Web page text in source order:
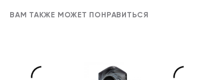
ВАМ ТАКЖЕ МОЖЕТ ПОНРАВИТЬСЯ